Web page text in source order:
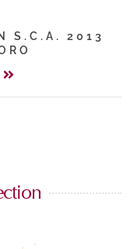
S.C.A. 2013